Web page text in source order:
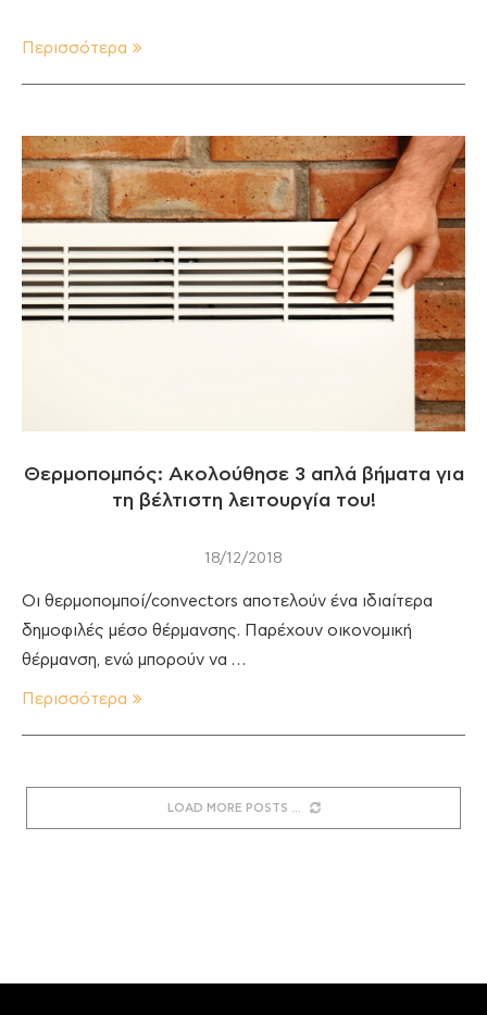
Περισσότερα
Θερμοπομπός: Ακολούθησε 3 απλά βήματα για
τη βέλτιστη λειτουργία του!
18/12/2018
Οι θερμοπομποί/convectors αποτελούν ένα ιδιαίτερα
δημοφιλές μέσο θέρμανσης. Παρέχουν οικονομική
θέρμανση, ενώ μπορούν να …
Περισσότερα
LOAD MORE POSTS